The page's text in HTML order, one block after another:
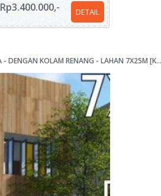
DETAIL
Rp3.400.000,-
DESAIN RUMAH SEAKAN VILLA - DENGAN KOLAM RENANG - LAHAN 7X25M [KODE 158]